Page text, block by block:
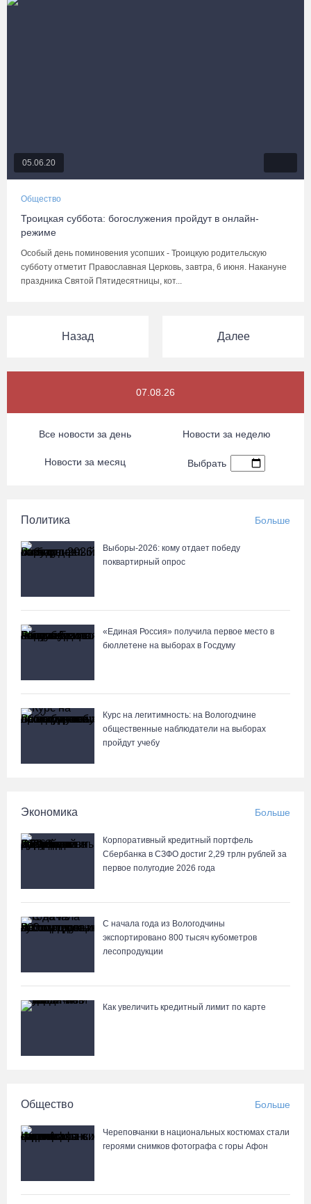
05.06.20
Общество
Троицкая суббота: богослужения пройдут в онлайн-
режиме
Особый день поминовения усопших - Троицкую родительскую
субботу отметит Православная Церковь, завтра, 6 июня. Накануне
праздника Святой Пятидесятницы, кот...
Назад Далее
07.08.26
Все новости за день Новости за неделю
Новости за месяц Выбрать
Политика Больше
Выборы-2026: кому отдает победу
поквартирный опрос
«Единая Россия» получила первое место в
бюллетене на выборах в Госдуму
Курс на легитимность: на Вологодчине
общественные наблюдатели на выборах
пройдут учебу
Экономика Больше
Корпоративный кредитный портфель
Сбербанка в СЗФО достиг 2,29 трлн рублей за
первое полугодие 2026 года
С начала года из Вологодчины
экспортировано 800 тысяч кубометров
лесопродукции
Как увеличить кредитный лимит по карте
Общество Больше
Череповчанки в национальных костюмах стали
героями снимков фотографа с горы Афон